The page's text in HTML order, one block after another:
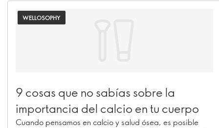
WELLOSOPHY
9 cosas que no sabías sobre la
importancia del calcio en tu cuerpo
Cuando pensamos en calcio y salud ósea, es posible